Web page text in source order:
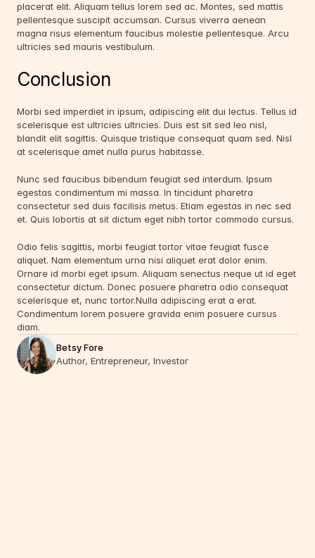
placerat elit. Aliquam tellus lorem sed ac. Montes, sed mattis
pellentesque suscipit accumsan. Cursus viverra aenean
magna risus elementum faucibus molestie pellentesque. Arcu
ultricies sed mauris vestibulum.
Conclusion
Morbi sed imperdiet in ipsum, adipiscing elit dui lectus. Tellus id
scelerisque est ultricies ultricies. Duis est sit sed leo nisl,
blandit elit sagittis. Quisque tristique consequat quam sed. Nisl
at scelerisque amet nulla purus habitasse.
Nunc sed faucibus bibendum feugiat sed interdum. Ipsum
egestas condimentum mi massa. In tincidunt pharetra
consectetur sed duis facilisis metus. Etiam egestas in nec sed
et. Quis lobortis at sit dictum eget nibh tortor commodo cursus.
Odio felis sagittis, morbi feugiat tortor vitae feugiat fusce
aliquet. Nam elementum urna nisi aliquet erat dolor enim.
Ornare id morbi eget ipsum. Aliquam senectus neque ut id eget
consectetur dictum. Donec posuere pharetra odio consequat
scelerisque et, nunc tortor.Nulla adipiscing erat a erat.
Condimentum lorem posuere gravida enim posuere cursus
diam.
Betsy Fore
Author, Entrepreneur, Investor